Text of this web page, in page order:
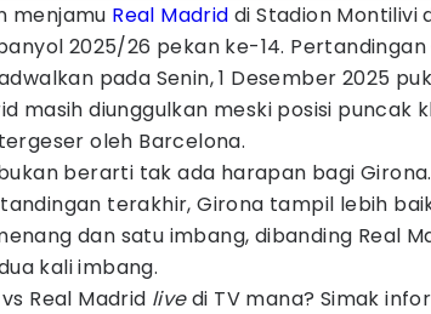
menjamu Real Madrid di Stadion Montilivi
2025/26 pekan ke-14. Pertandingan
pada Senin, 1 Desember 2025
masih diunggulkan meski posisi puncak
oleh Barcelona.
berarti tak ada harapan bagi
terakhir, Girona tampil lebih
dan satu imbang, dibanding Real
kali imbang.
Real Madrid livedi TV mana? Simak